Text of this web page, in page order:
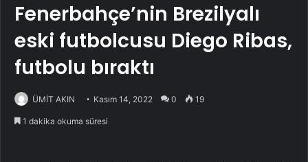
Fenerbahçe’nin Brezilyalı
eski futbolcusu Diego Ribas,
futbolu bıraktı
ÜMİT AKIN Kasım 14, 2022 0 19
1 dakika okuma süresi